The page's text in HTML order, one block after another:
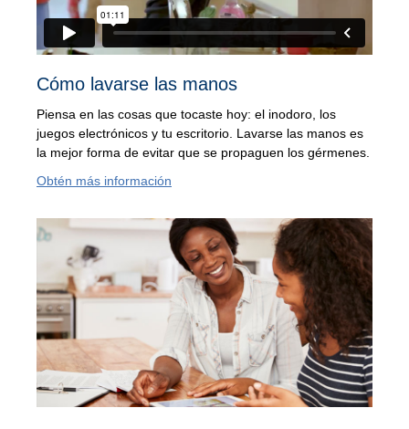
Cómo lavarse las manos
Piensa en las cosas que tocaste hoy: el inodoro, los
juegos electrónicos y tu escritorio. Lavarse las manos es
la mejor forma de evitar que se propaguen los gérmenes.
Obtén más información